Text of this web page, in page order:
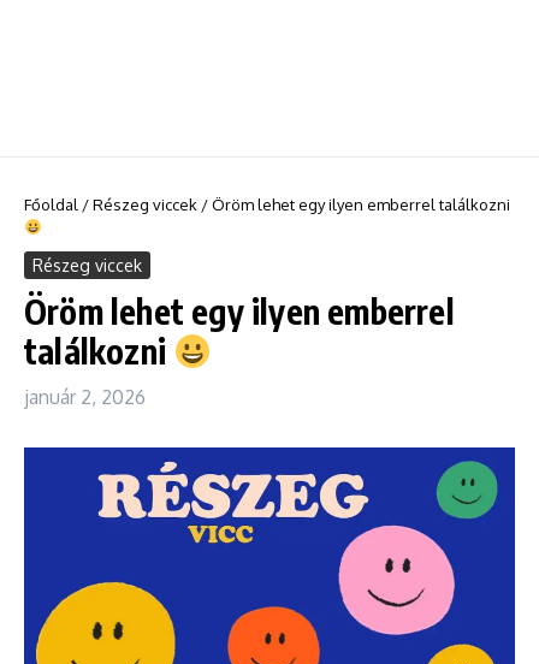
Főoldal /Részeg viccek /Öröm lehet egy ilyen emberrel találkozni
Részeg viccek
Öröm lehet egy ilyen emberrel
találkozni
január 2, 2026